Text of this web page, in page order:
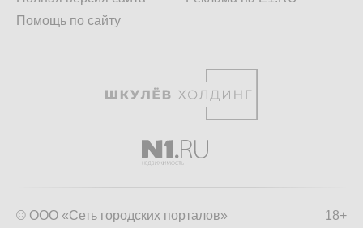
Помощь по сайту
18+
© ООО «Сеть городских порталов»